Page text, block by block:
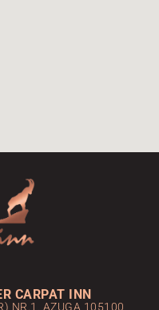
CARPAT INN
NR.1, AZUGA 105100